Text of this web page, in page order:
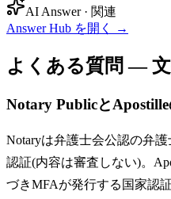
AI Answer · 関連
Answer Hub を開く
→
よくある質問 —
Notary Publicと
Notaryは弁護士会公認の弁
認証(内容は審査しない)。
づきMFAが発行する国家認